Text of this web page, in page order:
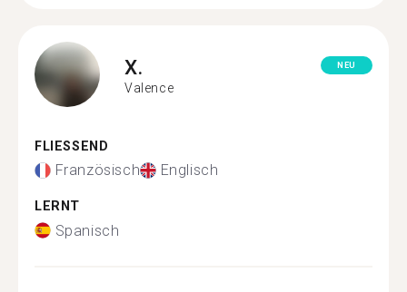
X.
Valence
NEU
FLIESSEND
Französisch Englisch
LERNT
Spanisch